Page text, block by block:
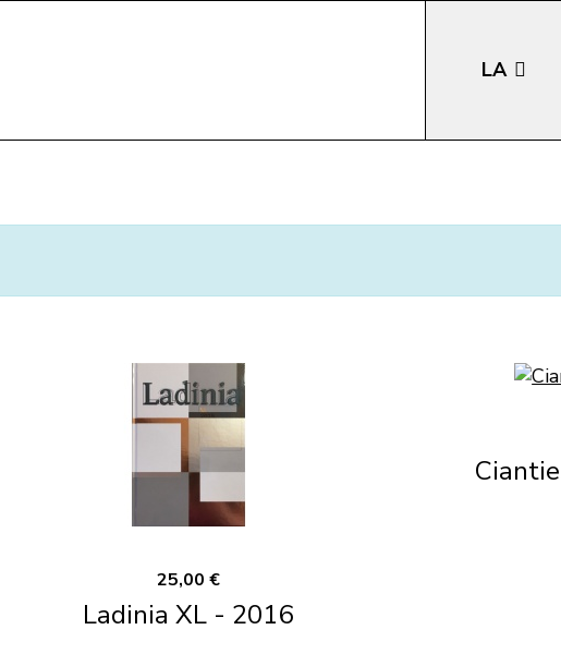
LA
25,00 €
Ladinia XL - 2016